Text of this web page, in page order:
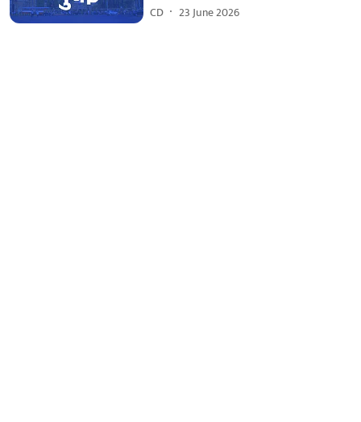
CD 23 June 2026